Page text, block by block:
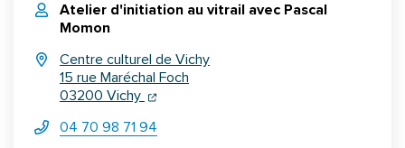
Atelier d'initiation au vitrail avec Pascal
Momon
Centre culturel de Vichy
15 rue Maréchal Foch
03200 Vichy (ouverture dans un nouvel onglet)
(ouverture dans un nouvel onglet)
04 70 98 71 94